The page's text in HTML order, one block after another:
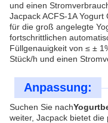
und einen
Jacpack ACFS-1A
für die groß angelegte
fortschrittlichen
Füllgenauigkeit von ≤ ±
Stück/h und einen
Anpassung:
Suchen Sie nach
weiter, Jacpack bietet